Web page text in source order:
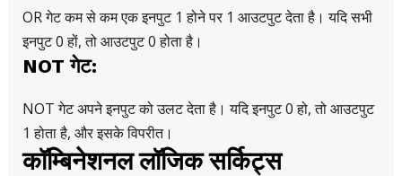
OR गेट कम से कम एक इनपुट 1 होने पर 1 आउटपुट देता है। यदि सभी
इनपुट 0 हों, तो आउटपुट 0 होता है।
NOT गेट:
NOT गेट अपने इनपुट को उलट देता है। यदि इनपुट 0 हो, तो आउटपुट
1 होता है, और इसके विपरीत।
कॉम्बिनेशनल लॉजिक सर्किट्स